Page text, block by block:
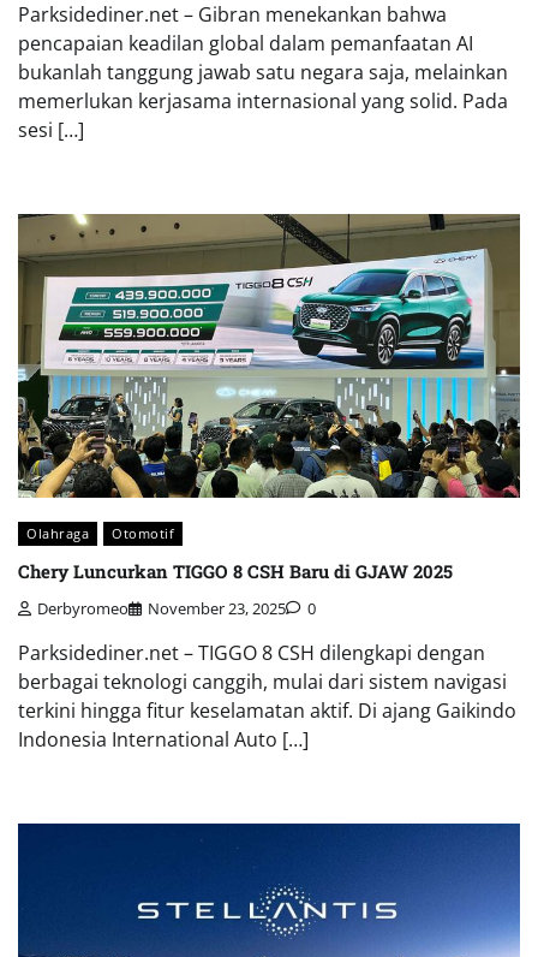
Parksidediner.net – Gibran menekankan bahwa
pencapaian keadilan global dalam pemanfaatan AI
bukanlah tanggung jawab satu negara saja, melainkan
memerlukan kerjasama internasional yang solid. Pada
sesi […]
Olahraga Otomotif
Chery Luncurkan TIGGO 8 CSH Baru di GJAW 2025
Derbyromeo November 23, 2025 0
Parksidediner.net – TIGGO 8 CSH dilengkapi dengan
berbagai teknologi canggih, mulai dari sistem navigasi
terkini hingga fitur keselamatan aktif. Di ajang Gaikindo
Indonesia International Auto […]